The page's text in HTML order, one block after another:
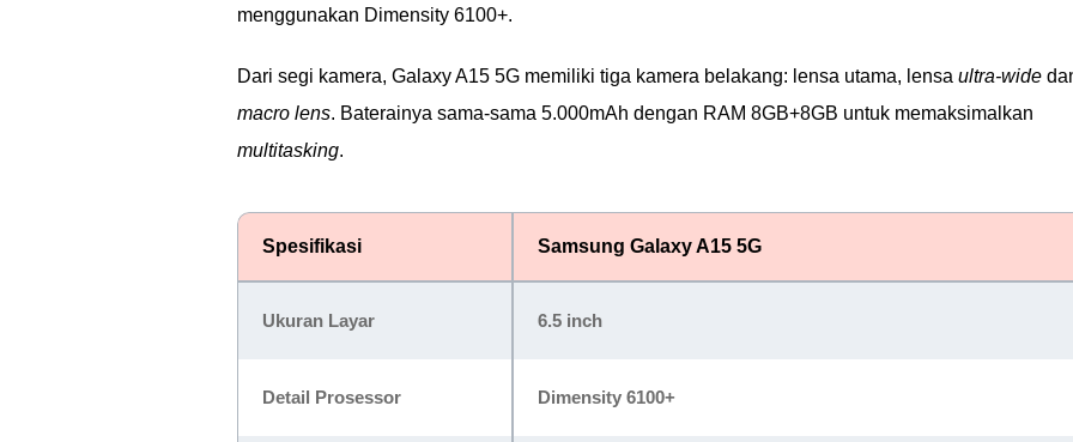
menggunakan Dimensity 6100+.
Dari segi kamera, Galaxy A15 5G memiliki tiga kamera belakang: lensa utama, lensa ultra-wide
macro lens. Baterainya sama-sama 5.000mAh dengan RAM 8GB+8GB untuk memaksimalkan
multitasking.
Spesifikasi Samsung Galaxy A15 5G
Ukuran Layar 6.5 inch
Detail Prosessor Dimensity 6100+